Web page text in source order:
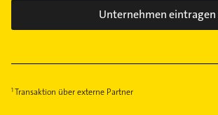
Unternehmen eintragen
Transaktion über externe Partner